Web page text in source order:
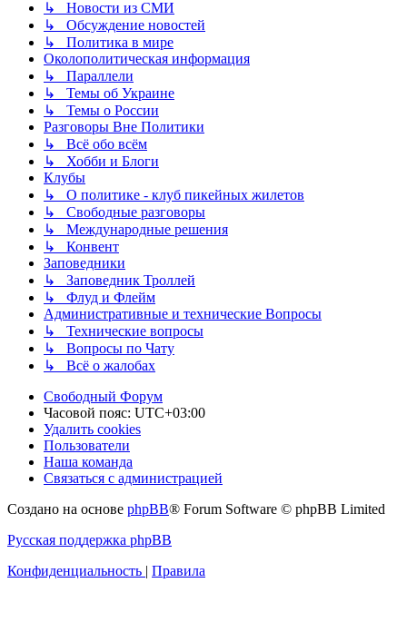
↳ Новости из СМИ
↳ Обсуждение новостей
↳ Политика в мире
Околополитическая информация
↳ Параллели
↳ Темы об Украине
↳ Темы о России
Разговоры Вне Политики
↳ Всё обо всём
↳ Хобби и Блоги
Клубы
↳ О политике - клуб пикейных жилетов
↳ Свободные разговоры
↳ Международные решения
↳ Конвент
Заповедники
↳ Заповедник Троллей
↳ Флуд и Флейм
Административные и технические Вопросы
↳ Технические вопросы
↳ Вопросы по Чату
↳ Всё о жалобах
Свободный Форум
Часовой пояс: UTC+03:00
Удалить cookies
Пользователи
Наша команда
Связаться с администрацией
Создано на основе phpBB® Forum Software © phpBB Limited
Русская поддержка phpBB
Конфиденциальность | Правила